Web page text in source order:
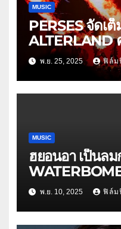
MUSIC
PERSES จัดเ
ALTERLAND
Sold Out!
พ.ย. 25, 2025 ฟิล์ม
MUSIC
ฮยอนอา เป็นลม
พ.ย. 10, 2025 ฟิล์ม